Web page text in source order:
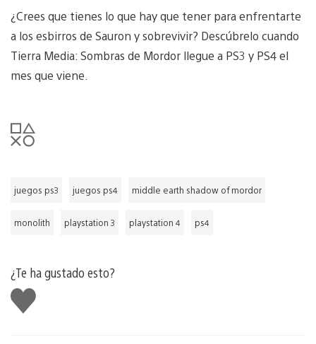
¿Crees que tienes lo que hay que tener para enfrentarte
a los esbirros de Sauron y sobrevivir? Descúbrelo cuando
Tierra Media: Sombras de Mordor llegue a PS3 y PS4 el
mes que viene.
juegos ps3 juegos ps4 middle earth shadow of mordor
monolith playstation 3 playstation 4 ps4
¿Te ha gustado esto?
Me
gusta